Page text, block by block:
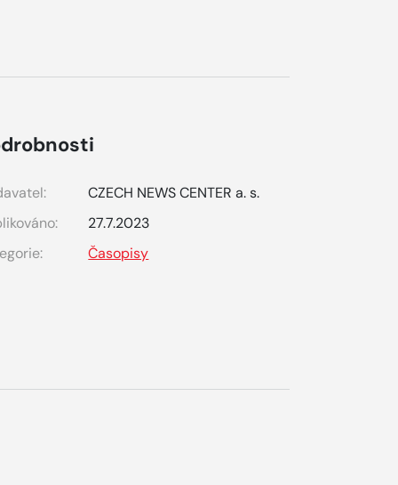
CZECH NEWS CENTER a. s.
27.7.2023
Časopisy